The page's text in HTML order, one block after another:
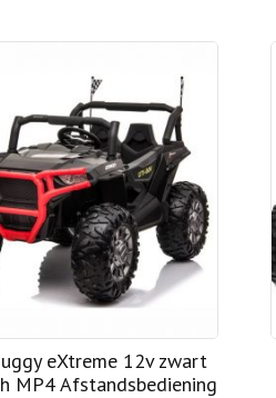
eXtreme 12v zwart
MP4 Afstandsbediening